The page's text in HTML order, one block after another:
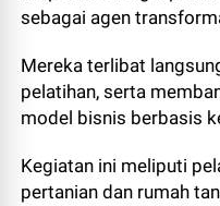
sebagai agen
Mereka terlibat
pelatihan, serta
model bisnis berbasis
Kegiatan ini meliputi
pertanian dan rumah